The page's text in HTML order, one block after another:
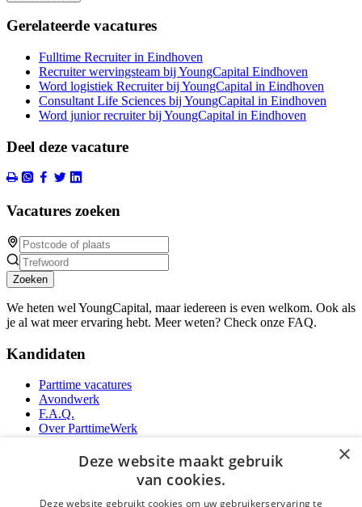
Gerelateerde vacatures
Fulltime Recruiter in Eindhoven
Recruiter wervingsteam bij YoungCapital Eindhoven
Word logistiek Recruiter bij YoungCapital in Eindhoven
Consultant Life Sciences bij YoungCapital in Eindhoven
Word junior recruiter bij YoungCapital in Eindhoven
Deel deze vacature
Vacatures zoeken
Zoeken
We heten wel YoungCapital, maar iedereen is even welkom. Ook als
je al wat meer ervaring hebt. Meer weten? Check onze FAQ.
Kandidaten
Parttime vacatures
Avondwerk
F.A.Q.
Over ParttimeWerk
YoungCapital Android App
×
Deze website maakt gebruik
van cookies.
Deze website gebruikt cookies om uw gebruikerservaring te